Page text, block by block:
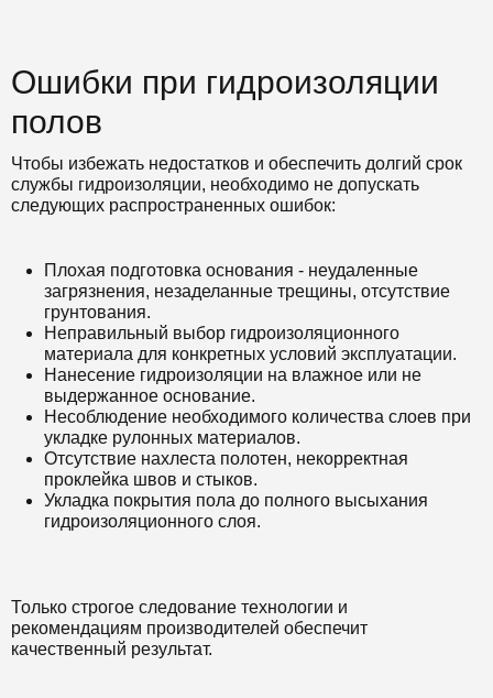
Ошибки при гидроизоляции
полов
Чтобы избежать недостатков и обеспечить долгий срок
службы гидроизоляции, необходимо не допускать
следующих распространенных ошибок:
Плохая подготовка основания - неудаленные
загрязнения, незаделанные трещины, отсутствие
грунтования.
Неправильный выбор гидроизоляционного
материала для конкретных условий эксплуатации.
Нанесение гидроизоляции на влажное или не
выдержанное основание.
Несоблюдение необходимого количества слоев при
укладке рулонных материалов.
Отсутствие нахлеста полотен, некорректная
проклейка швов и стыков.
Укладка покрытия пола до полного высыхания
гидроизоляционного слоя.
Только строгое следование технологии и
рекомендациям производителей обеспечит
качественный результат.